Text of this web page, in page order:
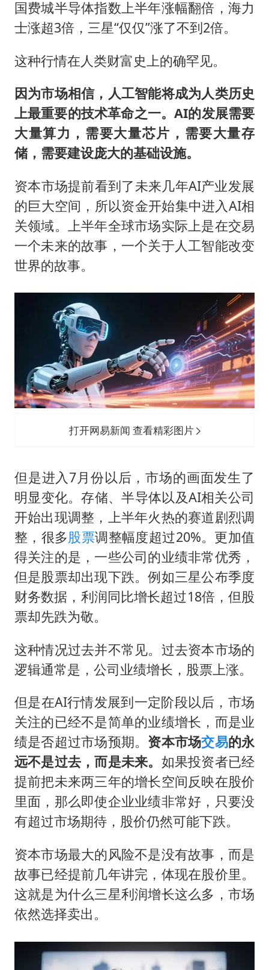
国费城半导体指数上半年涨幅翻倍，海力
士涨超3倍，三星“仅仅”涨了不到2倍。
这种行情在人类财富史上的确罕见。
因为市场相信，人工智能将成为人类历史
上最重要的技术革命之一。AI的发展需要
大量算力，需要大量芯片，需要大量存
储，需要建设庞大的基础设施。
资本市场提前看到了未来几年AI产业发展
的巨大空间，所以资金开始集中进入AI相
关领域。上半年全球市场实际上是在交易
一个未来的故事，一个关于人工智能改变
世界的故事。
打开网易新闻 查看精彩图片
但是进入7月份以后，市场的画面发生了
明显变化。存储、半导体以及AI相关公司
开始出现调整，上半年火热的赛道剧烈调
整，很多股票调整幅度超过20%。更加值
得关注的是，一些公司的业绩非常优秀，
但是股票却出现下跌。例如三星公布季度
财务数据，利润同比增长超过18倍，但股
票却先跌为敬。
这种情况过去并不常见。过去资本市场的
逻辑通常是，公司业绩增长，股票上涨。
但是在AI行情发展到一定阶段以后，市场
关注的已经不是简单的业绩增长，而是业
绩是否超过市场预期。 资本市场交易的永
远不是过去，而是未来。 如果投资者已经
提前把未来两三年的增长空间反映在股价
里面，那么即使企业业绩非常好，只要没
有超过市场期待，股价仍然可能下跌。
资本市场最大的风险不是没有故事，而是
故事已经提前几年讲完，体现在股价里。
这就是为什么三星利润增长这么多，市场
依然选择卖出。